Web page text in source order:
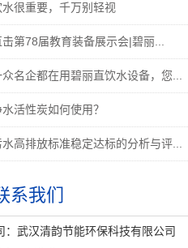
水很重要，千万别轻视
击第78届教育装备展示会|碧丽...
众名企都在用碧丽直饮水设备，您...
水活性炭如何使用？
水高排放标准稳定达标的分析与评...
系我们
：武汉清韵节能环保科技有限公司